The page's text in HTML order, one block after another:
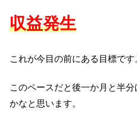
収益発生
これが今目の前にある目標です
このペースだと後一か月と半
かなと思います。